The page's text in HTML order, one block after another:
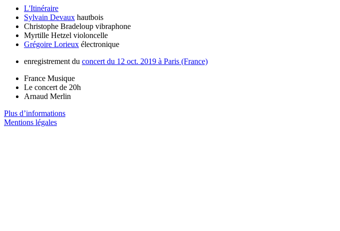
L'Itinéraire
Sylvain Devaux hautbois
Christophe Bradeloup vibraphone
Myrtille Hetzel violoncelle
Grégoire Lorieux électronique
enregistrement du concert du 12 oct. 2019 à Paris (France)
France Musique
Le concert de 20h
Arnaud Merlin
Plus d’informations
Mentions légales